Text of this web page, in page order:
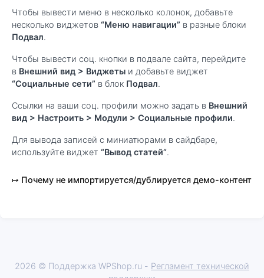
Чтобы вывести меню в несколько колонок, добавьте
несколько виджетов “Меню навигации” в разные блоки
Подвал.
Чтобы вывести соц. кнопки в подвале сайта, перейдите
в Внешний вид > Виджеты и добавьте виджет
“Социальные сети” в блок Подвал.
Ссылки на ваши соц. профили можно задать в Внешний
вид > Настроить > Модули > Социальные профили.
Для вывода записей с миниатюрами в сайдбаре,
используйте виджет “Вывод статей”.
Почему не импортируется/дублируется демо-контент
2026 © Поддержка WPShop.ru - Регламент технической